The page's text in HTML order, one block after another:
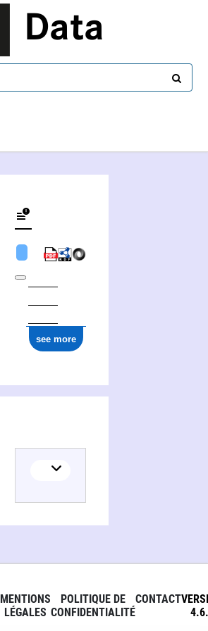
Data
see more
MENTIONS
LÉGALES
POLITIQUE DE
CONFIDENTIALITÉ
CONTACT